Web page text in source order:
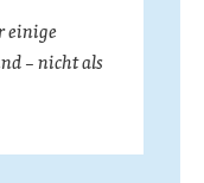
einige
– nicht als